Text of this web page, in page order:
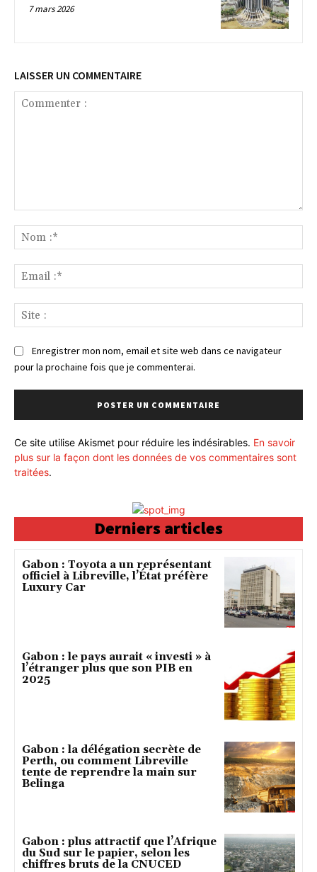
7 mars 2026
LAISSER UN COMMENTAIRE
:*
:*
:
Enregistrer mon nom, email et site web dans ce navigateur
pour la prochaine fois que je commenterai.
Ce site utilise Akismet pour réduire les indésirables. En savoir
plus sur la façon dont les données de vos commentaires sont
traitées.
Derniers articles
Gabon : Toyota a un représentant
officiel à Libreville, l’État préfère
Luxury Car
Gabon : le pays aurait « investi » à
l’étranger plus que son PIB en
2025
Gabon : la délégation secrète de
Perth, ou comment Libreville
tente de reprendre la main sur
Belinga
Gabon : plus attractif que l’Afrique
du Sud sur le papier, selon les
chiffres bruts de la CNUCED